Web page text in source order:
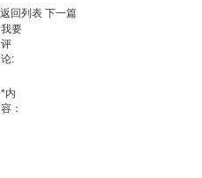
返回列表 下一篇
我要
评
论:
*内
容：